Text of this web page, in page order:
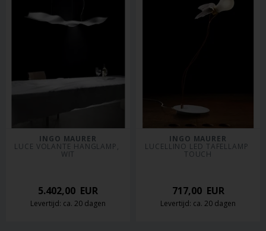
INGO MAURER
LUCE VOLANTE HANGLAMP,
WIT
5.402,00 EUR
Levertijd: ca. 20 dagen
INGO MAURER
LUCELLINO LED TAFELLAMP
TOUCH
717,00EUR
Levertijd: ca. 20 dagen